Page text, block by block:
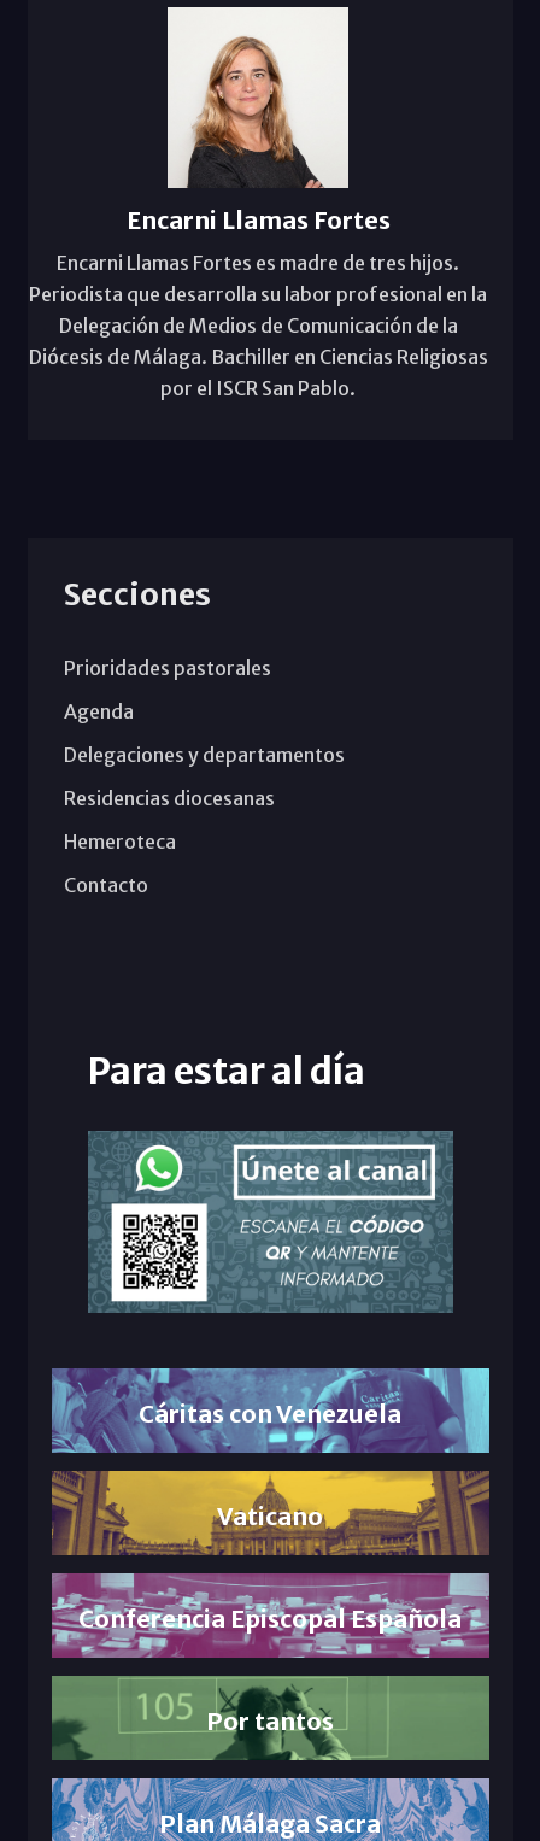
Encarni Llamas Fortes
Encarni Llamas Fortes es madre de tres hijos.
Periodista que desarrolla su labor profesional en la
Delegación de Medios de Comunicación de la
Diócesis de Málaga. Bachiller en Ciencias Religiosas
por el ISCR San Pablo.
Secciones
Prioridades pastorales
Agenda
Delegaciones y departamentos
Residencias diocesanas
Hemeroteca
Contacto
Para estar al día
Cáritas con Venezuela
Vaticano
Conferencia Episcopal Española
Por tantos
Plan Málaga Sacra